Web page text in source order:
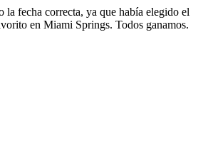
fecha correcta, ya que había elegido el
en Miami Springs. Todos ganamos.